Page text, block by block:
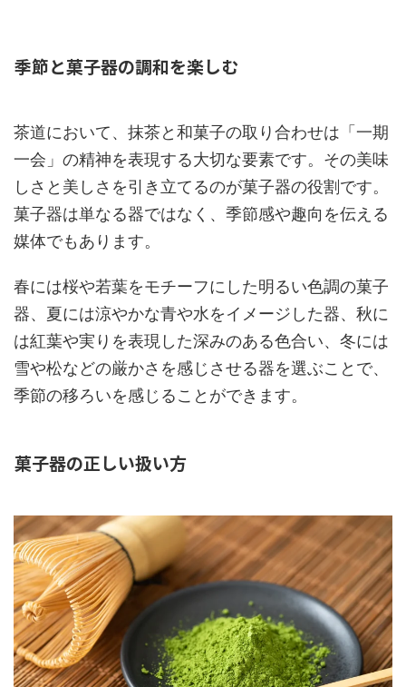
季節と菓子器の調和を楽しむ
茶道において、抹茶と和菓子の取り合わせは「一期
一会」の精神を表現する大切な要素です。その美味
しさと美しさを引き立てるのが菓子器の役割です。
菓子器は単なる器ではなく、季節感や趣向を伝える
媒体でもあります。
春には桜や若葉をモチーフにした明るい色調の菓子
器、夏には涼やかな青や水をイメージした器、秋に
は紅葉や実りを表現した深みのある色合い、冬には
雪や松などの厳かさを感じさせる器を選ぶことで、
季節の移ろいを感じることができます。
菓子器の正しい扱い方